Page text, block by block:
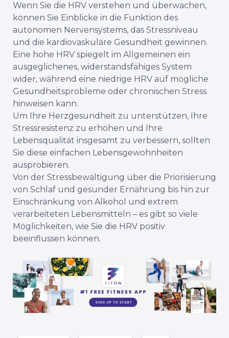
Wenn Sie die HRV verstehen und überwachen,
können Sie Einblicke in die Funktion des
autonomen Nervensystems, das Stressniveau
und die kardiovaskuläre Gesundheit gewinnen.
Eine hohe HRV spiegelt im Allgemeinen ein
ausgeglichenes, widerstandsfähiges System
wider, während eine niedrige HRV auf mögliche
Gesundheitsprobleme oder chronischen Stress
hinweisen kann.
Um Ihre Herzgesundheit zu unterstützen, Ihre
Stressresistenz zu erhöhen und Ihre
Lebensqualität insgesamt zu verbessern, sollten
Sie diese einfachen Lebensgewohnheiten
ausprobieren.
Von der Stressbewältigung über die Priorisierung
von Schlaf und gesunder Ernährung bis hin zur
Einschränkung von Alkohol und extrem
verarbeiteten Lebensmitteln – es gibt so viele
Möglichkeiten, wie Sie die HRV positiv
beeinflussen können.